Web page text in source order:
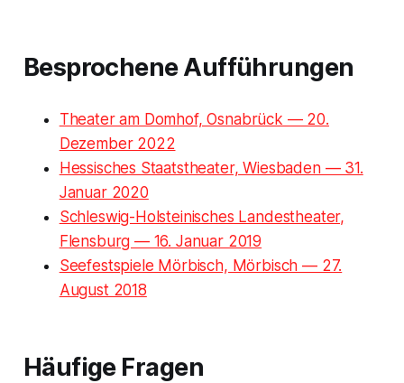
Besprochene Aufführungen
Theater am Domhof, Osnabrück — 20.
Dezember 2022
Hessisches Staatstheater, Wiesbaden — 31.
Januar 2020
Schleswig-Holsteinisches Landestheater,
Flensburg — 16. Januar 2019
Seefestspiele Mörbisch, Mörbisch — 27.
August 2018
Häufige Fragen